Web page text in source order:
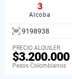
3
Alcoba
9198938
PRECIO ALQUILER
$3.200.000
Pesos Colombianos